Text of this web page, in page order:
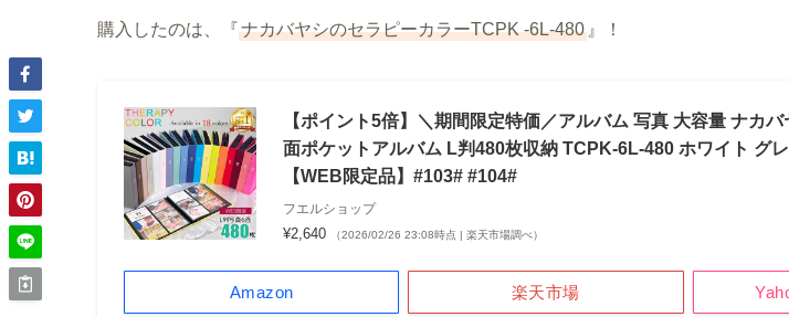
購入したのは、『ナカバヤシのセラピーカラーTCPK -6L-480 』！
【ポイント5倍】＼期間限定特価／アルバム 写真 大容量 ナカ
面ポケットアルバム L判480枚収納 TCPK-6L-480 ホワイト グ
【WEB限定品】#103# #104#
フエルショップ
¥2,640 （2026/02/26 23:08時点 | 楽天市場調べ）
Amazon 楽天市場